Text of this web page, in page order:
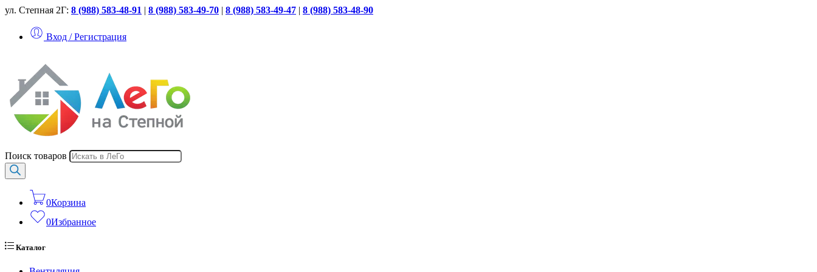
ул. Степная 2Г: 8 (988) 583-48-91 | 8 (988) 583-49-70 | 8 (988) 583-49-47 | 8 (988) 583-48-90
Вход / Регистрация
Поиск товаров
0Корзина
0Избранное
Каталог